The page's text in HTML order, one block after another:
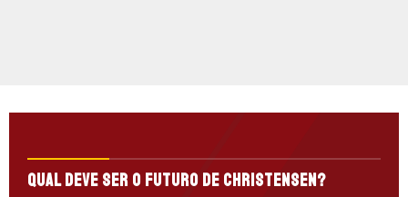
Qual deve ser o futuro de Christensen?